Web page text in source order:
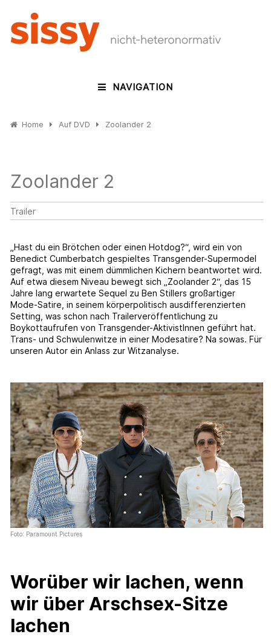
NAVIGATION
Home Auf DVD Zoolander 2
Zoolander 2
Trailer
„Hast du ein Brötchen oder einen Hotdog?“, wird ein von
Benedict Cumberbatch gespieltes Transgender-Supermodel
gefragt, was mit einem dümmlichen Kichern beantwortet wird.
Auf etwa diesem Niveau bewegt sich „Zoolander 2“, das 15
Jahre lang erwartete Sequel zu Ben Stillers großartiger
Mode-Satire, in seinem körperpolitisch ausdifferenzierten
Setting, was schon nach Trailerveröffentlichung zu
Boykottaufrufen von Transgender-AktivistInnen geführt hat.
Trans- und Schwulenwitze in einer Modesatire? Na sowas. Für
unseren Autor ein Anlass zur Witzanalyse.
Foto: Paramount Pictures
Worüber wir lachen, wenn
wir über Arschsex-Sitze
lachen